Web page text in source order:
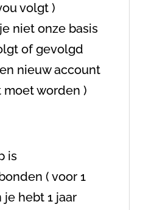
volgt )
niet onze basis
of gevolgd
nieuw account
moet worden )
is
( voor 1
je hebt 1 jaar